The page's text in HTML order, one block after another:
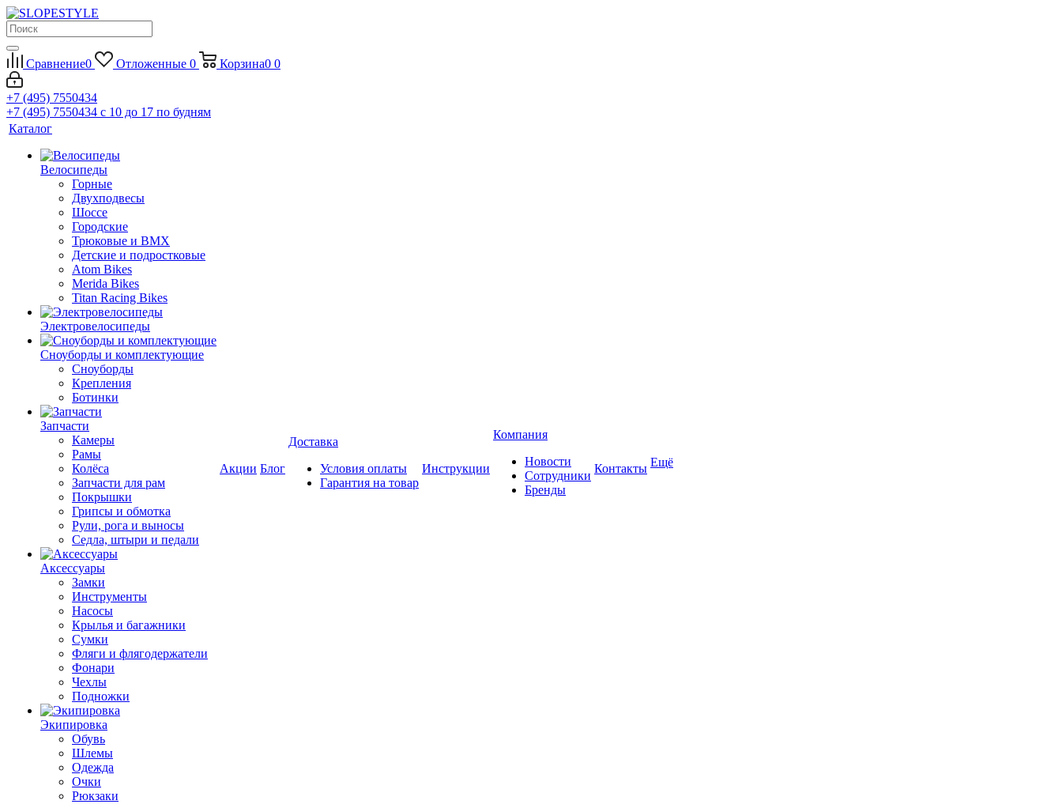
Сравнение0 Отложенные 0 Корзина0 0
+7 (495) 7550434
+7 (495) 7550434 с 10 до 17 по будням
Каталог
Велосипеды
Горные
Двухподвесы
Шоссе
Городские
Трюковые и BMX
Детские и подростковые
Atom Bikes
Merida Bikes
Titan Racing Bikes
Электровелосипеды
Cноуборды и комплектующие
Сноуборды
Крепления
Ботинки
Запчасти
Камеры
Рамы
Колёса
Запчасти для рам
Покрышки
Грипсы и обмотка
Рули, рога и выносы
Седла, штыри и педали
Аксессуары
Замки
Инструменты
Насосы
Крылья и багажники
Сумки
Фляги и флягодержатели
Фонари
Чехлы
Подножки
Экипировка
Обувь
Шлемы
Одежда
Очки
Рюкзаки
Акции Блог
Доставка
Условия оплаты
Гарантия на товар
Инструкции
Компания
Новости
Сотрудники
Бренды
Контакты Ещё